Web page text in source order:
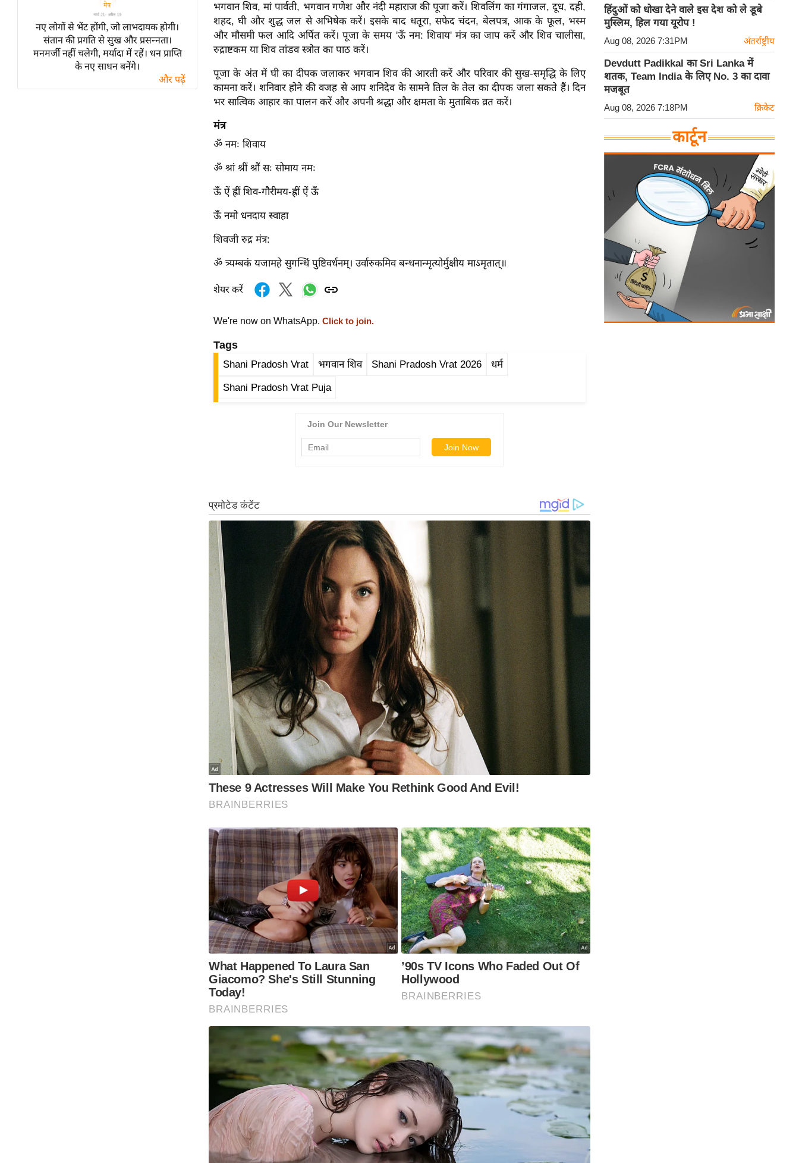
व्रत
त्योहार
राशिफल
विशेष
नए लोगों से भेंट होंगी, जो लाभदायक होगी।
संतान की प्रगति से सुख और प्रसन्नता।
मनमर्जी नहीं चलेगी, मर्यादा में रहें। धन प्राप्ति
के नए साधन बनेंगे।
और पढ़ें
भगवान शिव, मां पार्वती, भगवान गणेश और नंदी महाराज की पूजा करें। शिवलिंग का गंगाजल, दूध, दही,
शहद, घी और शुद्ध जल से अभिषेक करें। इसके बाद धतूरा, सफेद चंदन, बेलपत्र, आक के फूल, भस्म
और मौसमी फल आदि अर्पित करें। पूजा के समय 'ऊँ नम: शिवाय' मंत्र का जाप करें और शिव चालीसा,
रुद्राष्टकम या शिव तांडव स्त्रोत का पाठ करें।
पूजा के अंत में घी का दीपक जलाकर भगवान शिव की आरती करें और परिवार की सुख-समृद्धि के लिए
कामना करें। शनिवार होने की वजह से आप शनिदेव के सामने तिल के तेल का दीपक जला सकते हैं। दिन
भर सात्विक आहार का पालन करें और अपनी श्रद्धा और क्षमता के मुताबिक व्रत करें।
मंत्र
ॐ नमः शिवाय
ॐ श्रां श्रीं श्रौं सः सोमाय नमः
ऊँ ऐं ह्रीं शिव-गौरीमय-ह्रीं ऐं ऊँ
ऊँ नमो धनदाय स्वाहा
शिवजी रुद्र मंत्र:
ॐ त्र्यम्बकं यजामहे सुगन्धिं पुष्टिवर्धनम्। उर्वारुकमिव बन्धनान्मृत्योर्मुक्षीय माऽमृतात्॥
शेयर करें
We're now on WhatsApp. Click to join.
Tags
Shani Pradosh Vrat भगवान शिव Shani Pradosh Vrat 2026 धर्म
Shani Pradosh Vrat Puja
हिंदुओं को धोखा देने वाले इस देश को ले डूबे
मुस्लिम, हिल गया यूरोप !
Aug 08, 2026 7:31PM अंतर्राष्ट्रीय
Devdutt Padikkal का Sri Lanka में
शतक, Team India के लिए No. 3 का दावा
मजबूत
Aug 08, 2026 7:18PM क्रिकेट
कार्टून